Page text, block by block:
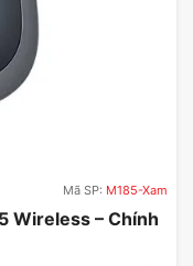
Mã SP: M185-Xam
Wireless – Chính